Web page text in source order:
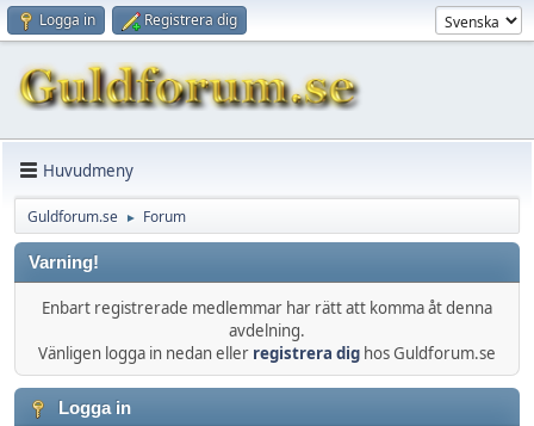
Logga in Registrera dig
Huvudmeny
Guldforum.se ► Forum
Varning!
Enbart registrerade medlemmar har rätt att komma åt denna
avdelning.
Vänligen logga in nedan eller registrera dig hos Guldforum.se
Logga in